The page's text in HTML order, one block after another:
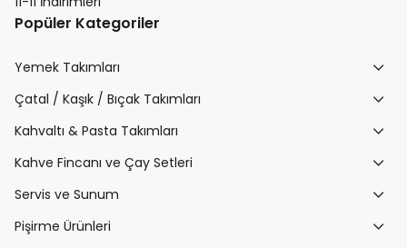
Popüler Kategoriler
Yemek Takımları
Çatal / Kaşık / Bıçak Takımları
Kahvaltı & Pasta Takımları
Kahve Fincanı ve Çay Setleri
Servis ve Sunum
Pişirme Ürünleri